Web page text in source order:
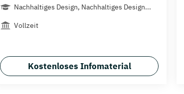
Nachhaltiges Design, Nachhaltiges Design...
Vollzeit
Kostenloses Infomaterial